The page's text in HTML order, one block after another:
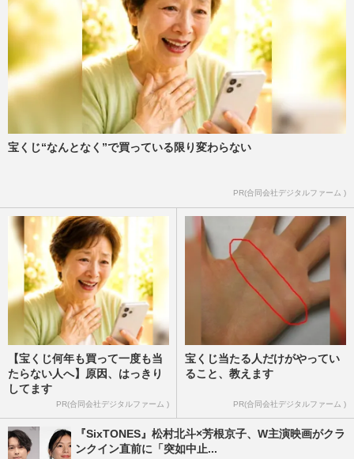
宝くじ“なんとなく”で買っている限り変わらない
PR(合同会社デジタルファーム )
【宝くじ何年も買って一度も当
たらない人へ】原因、はっきり
してます
PR(合同会社デジタルファーム )
宝くじ当たる人だけがやってい
ること、教えます
PR(合同会社デジタルファーム )
『SixTONES』松村北斗×芳根京子、W主演映画がクラ
ンクイン直前に「突如中止...